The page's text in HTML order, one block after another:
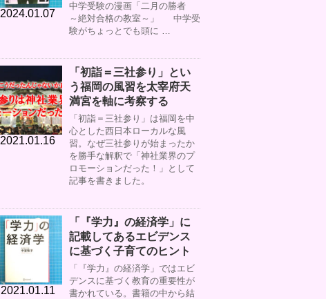
2024.01.07
中学受験の漫画「二月の勝者
～絶対合格の教室～」 中学受
験がちょっとでも頭に …
2021.01.16
「初詣＝三社参り」とい
う福岡の風習を太宰府天
満宮を軸に考察する
「初詣＝三社参り」は福岡を中
心とした西日本ローカルな風
習。なぜ三社参りが始まったか
を勝手な解釈で「神社業界のプ
ロモーションだった！」として
記事を書きました。
2021.01.11
「『学力』の経済学」に
記載してあるエビデンス
に基づく子育てのヒント
「『学力』の経済学」ではエビ
デンスに基づく教育の重要性が
書かれている。書籍の中から結